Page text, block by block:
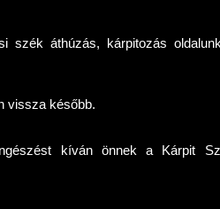
szék áthúzás, kárpitozás
vissza később.
kíván önnek a Kárpit